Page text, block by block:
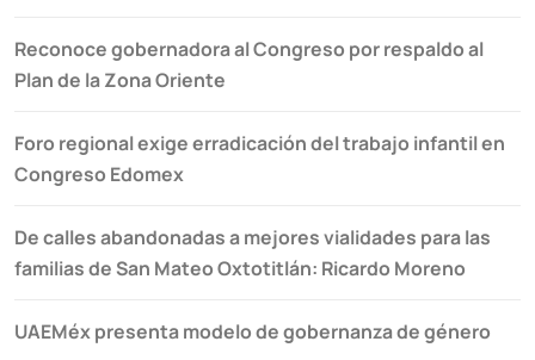
Reconoce gobernadora al Congreso por respaldo al
Plan de la Zona Oriente
Foro regional exige erradicación del trabajo infantil en
Congreso Edomex
De calles abandonadas a mejores vialidades para las
familias de San Mateo Oxtotitlán: Ricardo Moreno
UAEMéx presenta modelo de gobernanza de género